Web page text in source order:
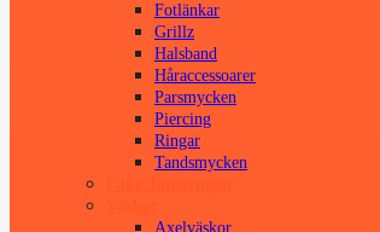
Fotlänkar
Grillz
Halsband
Håraccessoarer
Parsmycken
Piercing
Ringar
Tandsmycken
Axelväskor